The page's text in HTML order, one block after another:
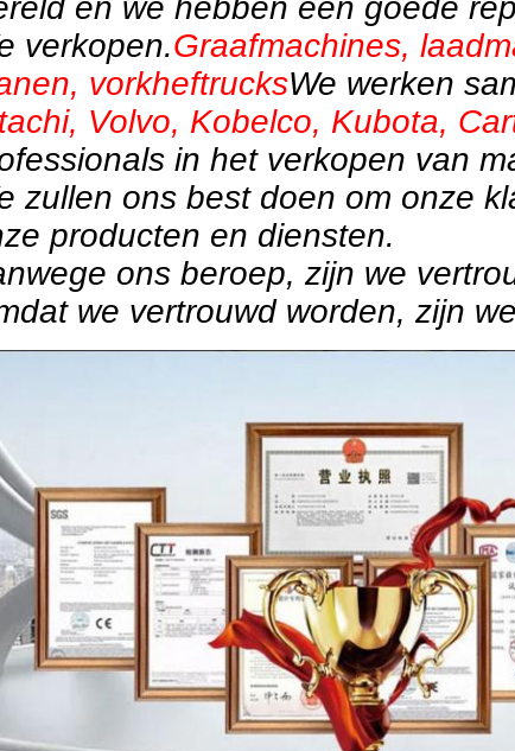
en we hebben een goede
verkopen.Graafmachines,
vorkheftrucksWe werken
Volvo, Kobelco, Kubota,
in het verkopen van
zullen ons best doen om onze
producten en diensten.
ons beroep, zijn we
we vertrouwd worden, zijn